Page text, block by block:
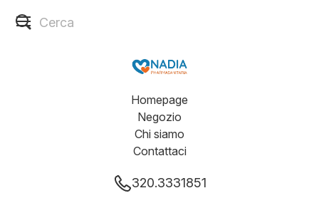
Homepage
Negozio
Chi siamo
Contattaci
320.3331851